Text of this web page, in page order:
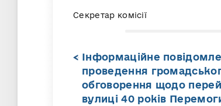
Секретар
Інформаційне
проведення
обговорення щодо
вулиці 40 років